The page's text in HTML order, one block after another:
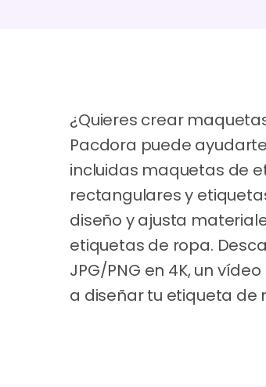
¿Quieres crear
Pacdora puede
incluidas maquetas de
rectangulares y
diseño y ajusta
etiquetas de ropa.
JPG/PNG en 4K, un
a diseñar tu etiqueta de